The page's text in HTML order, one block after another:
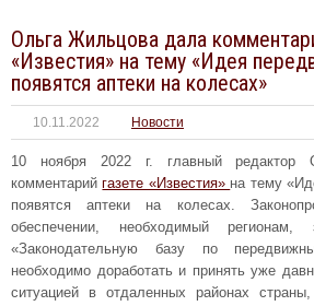
Ольга Жильцова дала
«Известия» на тему «Идея
появятся аптеки на колесах»
10.11.2022 Новости
10 ноября 2022 г. главный редактор
комментарийгазете «Известия» на тему
появятся аптеки на колесах.
обеспечении, необходимый
«Законодательную базу по
необходимо доработать и принять уже
ситуацией в отдаленных районах